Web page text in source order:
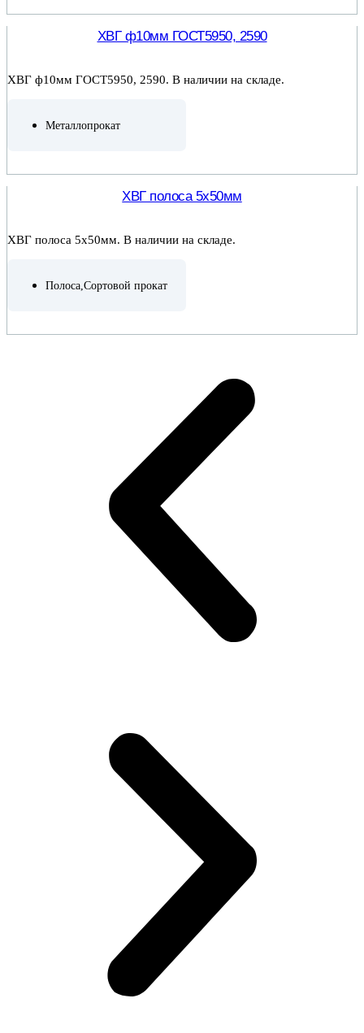
ХВГ ф10мм ГОСТ5950, 2590
ХВГ ф10мм ГОСТ5950, 2590. В наличии на складе.
Металлопрокат
ХВГ полоса 5х50мм
ХВГ полоса 5х50мм. В наличии на складе.
Полоса,Сортовой прокат